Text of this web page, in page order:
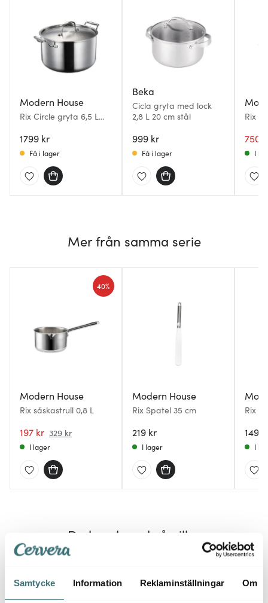
Samtycke Information Reklaminställningar Om
Modern House
Rix Circle gryta 6,5 L
1799 kr
Få i lager
Beka
Cicla gryta med lock
2,8 L 20 cm stål
999 kr
Få i lager
Rix
750
I
Mer från samma serie
Modern House
Rix såskastrull 0,8 L
197 kr 329 kr
40%
I lager
Modern House
Rix Spatel 35 cm
219 kr
I lager
Rix
1499
I
Du kanske också gillar